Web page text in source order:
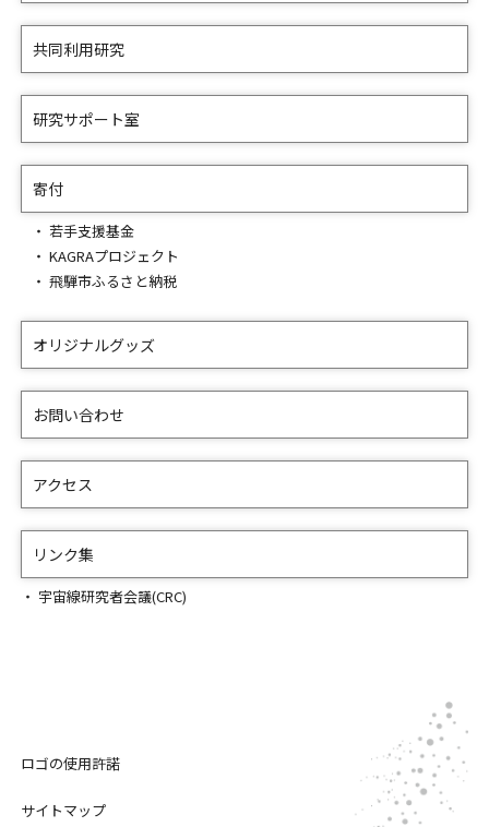
共同利用研究
研究サポート室
寄付
若手支援基金
KAGRAプロジェクト
飛騨市ふるさと納税
オリジナルグッズ
お問い合わせ
アクセス
リンク集
宇宙線研究者会議(CRC)
ロゴの使用許諾
サイトマップ